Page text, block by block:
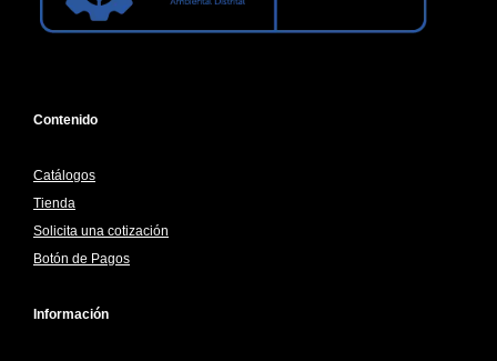
Contenido
Catálogos
Tienda
Solicita una cotización
Botón de Pagos
Información